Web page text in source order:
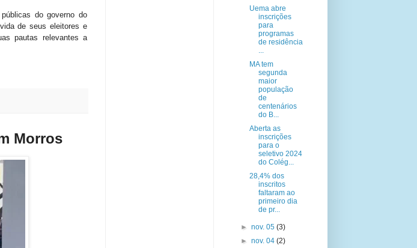
do governo do
de seus eleitores e
pautas relevantes a
Morros
Uema abre
inscrições
para
programas
de residência
...
MA tem
segunda
maior
população
de
centenários
do B...
Aberta as
inscrições
para o
seletivo 2024
do Colég...
28,4% dos
inscritos
faltaram ao
primeiro dia
de pr...
► nov. 05 (3)
► nov. 04 (2)